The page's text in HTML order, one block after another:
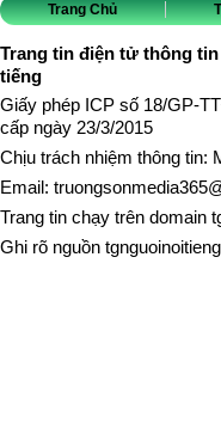
Trang Chủ
Trang tin điện tử thông
tiếng
Giấy phép ICP số 18/GP-
cấp ngày 23/3/2015
Chịu trách nhiệm thông tin:
Email:
Trang tin chạy trên domain
Ghi rõ nguồn